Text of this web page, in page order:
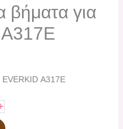
για
Α317Ε
EVERKID Α317Ε